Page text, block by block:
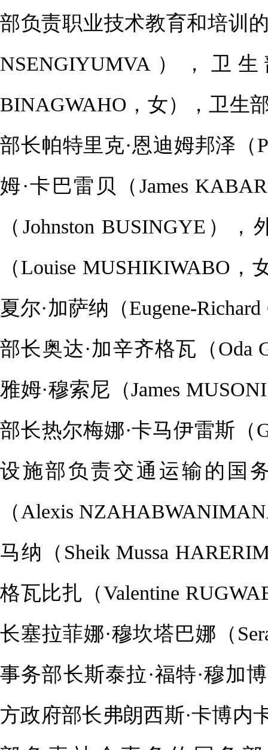
部负责职业技术教育和培训
NSENGIYUMVA），卫
BINAGWAHO，女），卫生
部长帕特里克·恩迪姆邦泽
姆·卡巴雷贝（James
（Johnston BUSINGYE）
（Louise MUSHIKIWABO
夏尔·加萨纳（Eugene-
部长奥达·加辛齐格瓦（Oda
雅姆·穆索尼（James
部长热尔梅娜·卡马伊雷斯（
设施部负责交通运输的国
（Alexis
马纳（Sheik Mussa
格瓦比扎（Valentine
长塞拉菲娜·穆坎塔巴娜（
事务部长斯泰拉·福特·穆加
方政府部长弗朗西斯·卡博内